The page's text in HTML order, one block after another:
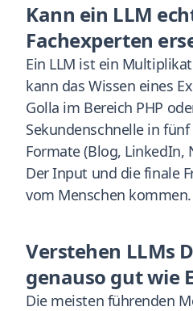
Kann ein LLM
Fachexperten
Ein LLM ist ein
kann das Wissen eines
Golla im Bereich PHP
Sekundenschnelle in
Formate (Blog, LinkedIn,
Der Input und die finale
vom Menschen kommen.
Verstehen LLMs
genauso gut wie
Die meisten führenden